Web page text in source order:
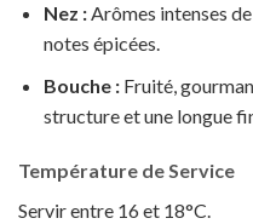
Nez :Arômes intenses
notes épicées.
Bouche :Fruité,
structure et une longue
Température de Service
Servir entre 16 et 18°C.